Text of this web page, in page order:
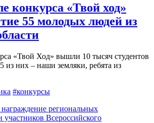
конкурса «Твой ход»
55 молодых людей из
«Твой Ход» вышли 10 тысяч студентов
из них – наши земляки, ребята из
#конкурсы